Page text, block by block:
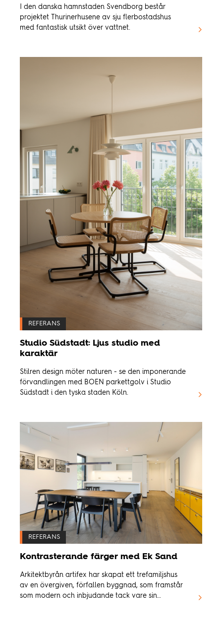
I den danska hamnstaden Svendborg består
projektet Thurinerhusene av sju flerbostadshus
med fantastisk utsikt över vattnet.
REFERANS
Studio Südstadt: Ljus studio med
karaktär
Stilren design möter naturen - se den imponerande
förvandlingen med BOEN parkettgolv i Studio
Südstadt i den tyska staden Köln.
REFERANS
Kontrasterande färger med Ek Sand
Arkitektbyrån artifex har skapat ett trefamiljshus
av en övergiven, förfallen byggnad, som framstår
som modern och inbjudande tack vare sin